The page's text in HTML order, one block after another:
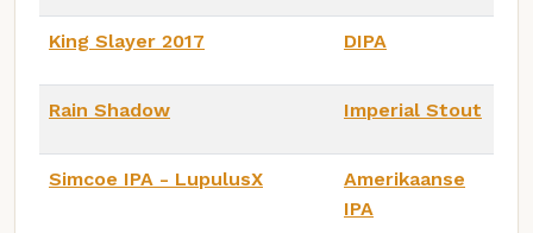
King Slayer 2017 DIPA
Rain Shadow Imperial Stout
Simcoe IPA - LupulusX
Amerikaanse
IPA